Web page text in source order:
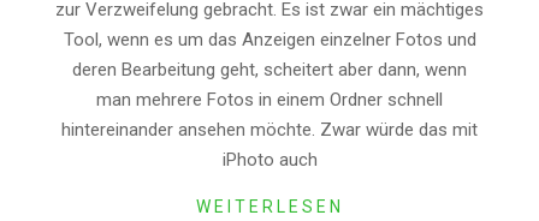
07
zur Verzweifelung gebracht. Es ist zwar ein mächtiges
Tool, wenn es um das Anzeigen einzelner Fotos und
deren Bearbeitung geht, scheitert aber dann, wenn
man mehrere Fotos in einem Ordner schnell
hintereinander ansehen möchte. Zwar würde das mit
iPhoto auch
WEITERLESEN